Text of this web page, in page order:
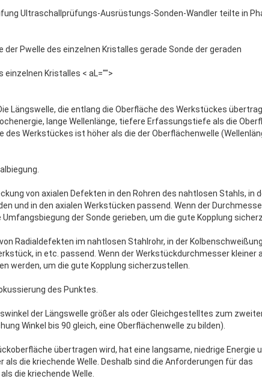
Ultraschallprüfungs-Ausrüstungs-Sonden-Wandler teilte in
der Pwelle des einzelnen Kristalles gerade Sonde der geraden
einzelnen Kristalles < aL="">
Längswelle, die entlang die Oberfläche des Werkstückes
lange Wellenlänge, tiefere Erfassungstiefe als die
Werkstückes ist höher als die der Oberflächenwelle
von axialen Defekten in den Rohren des nahtlosen Stahls, in
und in den axialen Werkstücken passend. Wenn der
der Sonde gerieben, um die gute Kopplung
Radialdefekten im nahtlosen Stahlrohr, in der
in etc. passend. Wenn der Werkstückdurchmesser kleiner
werden, um die gute Kopplung sicherzustellen.
des Punktes.
der Längswelle größer als oder Gleichgestelltes zum
Winkel bis 90 gleich, eine Oberflächenwelle zu bilden).
übertragen wird, hat eine langsame, niedrige Energie
die kriechende Welle. Deshalb sind die Anforderungen für das
die kriechende Welle.